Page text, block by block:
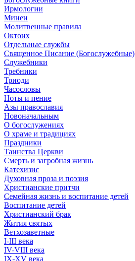
Ирмологии
Минеи
Молитвенные правила
Октоих
Отдельные службы
Священное Писание (Богослужебные)
Служебники
Требники
Триоди
Часословы
Ноты и пение
Азы православия
Новоначальным
О богослужениях
О храме и традициях
Праздники
Таинства Церкви
Смерть и загробная жизнь
Катехизис
Духовная проза и поэзия
Христианские притчи
Семейная жизнь и воспитание детей
Воспитание детей
Христианский брак
Жития святых
Ветхозаветные
I-III века
IV-VIII века
IX-XV века